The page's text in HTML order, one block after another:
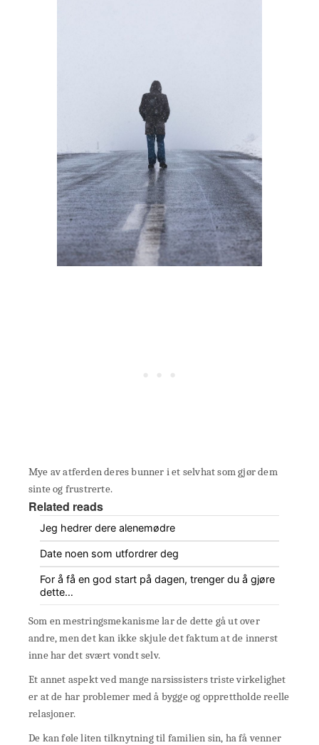
Mye av atferden deres bunner i et selvhat som gjør dem
sinte og frustrerte.
Related reads
Jeg hedrer dere alenemødre
Date noen som utfordrer deg
For å få en god start på dagen, trenger du å gjøre
dette…
Som en mestringsmekanisme lar de dette gå ut over
andre, men det kan ikke skjule det faktum at de innerst
inne har det svært vondt selv.
Et annet aspekt ved mange narsissisters triste virkelighet
er at de har problemer med å bygge og opprettholde reelle
relasjoner.
De kan føle liten tilknytning til familien sin, ha få venner